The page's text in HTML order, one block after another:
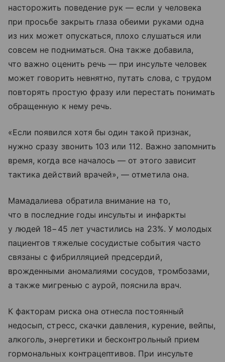
насторожить поведение рук — если у человека
при просьбе закрыть глаза обеими руками одна
из них может опускаться, плохо слушаться или
совсем не подниматься. Она также добавила,
что важно оценить речь — при инсульте человек
может говорить невнятно, путать слова, с трудом
повторять простую фразу или перестать понимать
обращенную к нему речь.
«Если появился хотя бы один такой признак,
нужно сразу звонить 103 или 112. Важно запомнить
время, когда все началось — от этого зависит
тактика действий врачей», — отметила она.
Мамадалиева обратила внимание на то,
что в последние годы инсульты и инфаркты
у людей 18−45 лет участились на 23%. У молодых
пациентов тяжелые сосудистые события часто
связаны с фибрилляцией предсердий,
врожденными аномалиями сосудов, тромбозами,
а также мигренью с аурой, пояснила врач.
К факторам риска она отнесла постоянный
недосып, стресс, скачки давления, курение, вейпы,
алкоголь, энергетики и бесконтрольный прием
гормональных контрацептивов. При инсульте